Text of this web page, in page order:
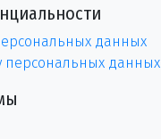
данных
персональных данных